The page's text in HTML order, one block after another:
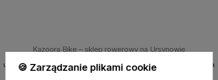
Kazoora Bike – sklep rowerowy na Ursynowie
ul. Kazury 2b, Warszawa (obok największej górki rowerowej Kazoora
Bike park w Warszawie)
🍪 Zarządzanie plikami cookie